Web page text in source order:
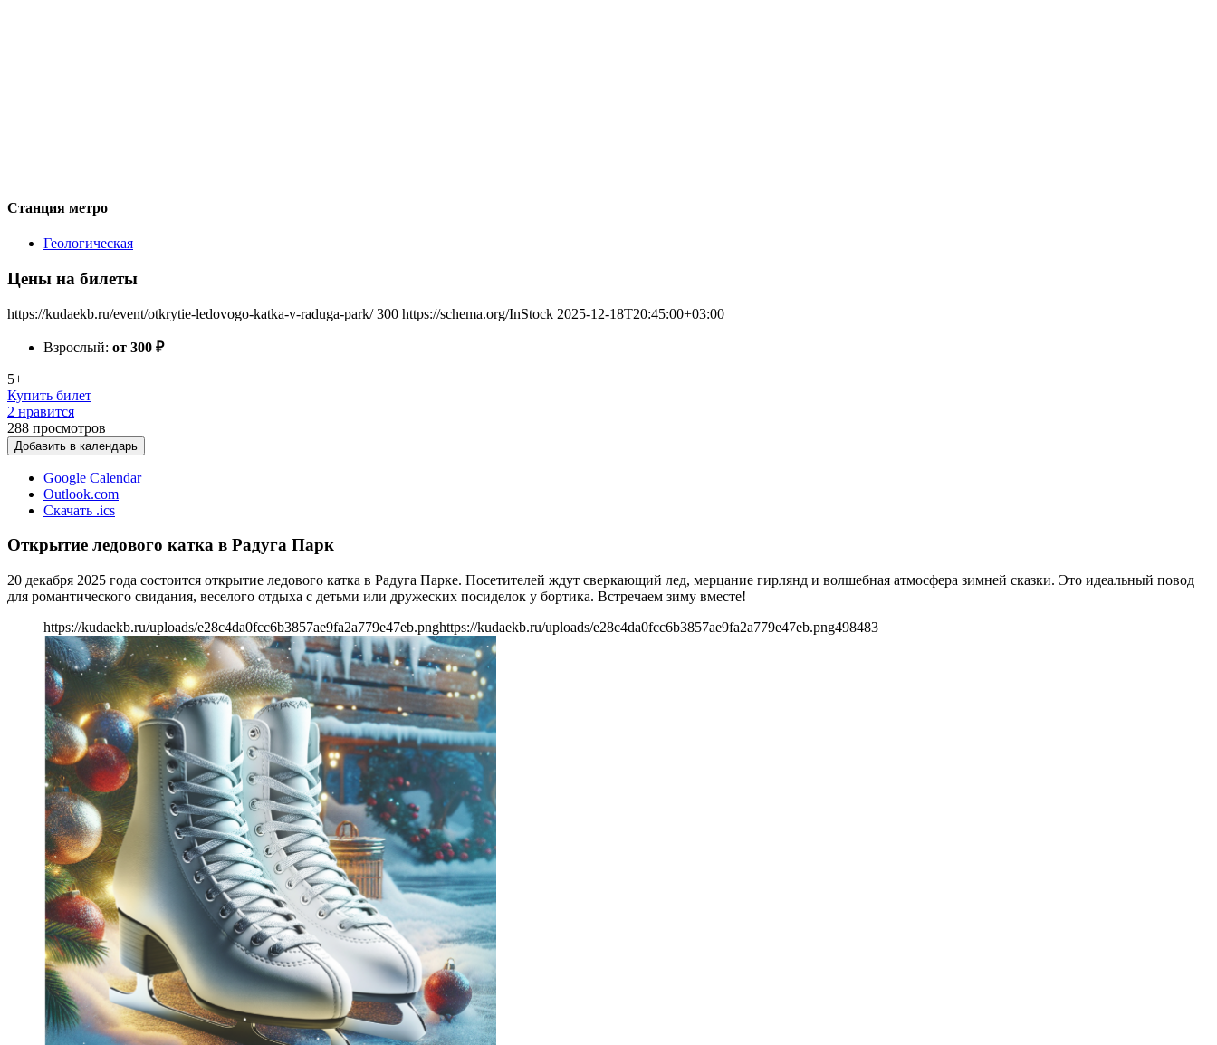
Станция метро
Геологическая
Цены на билеты
https://kudaekb.ru/event/otkrytie-ledovogo-katka-v-raduga-park/ 300 https://schema.org/InStock 2025-12-18T20:45:00+03:00
Взрослый: от 300 ₽
5+
Купить билет
2 нравится
288 просмотров
Добавить в календарь
Google Calendar
Outlook.com
Скачать .ics
Открытие ледового катка в Радуга Парк
20 декабря 2025 года состоится открытие ледового катка в Радуга Парке. Посетителей ждут сверкающий лед, мерцание гирлянд и волшебная атмосфера зимней сказки. Это идеальный повод
для романтического свидания, веселого отдыха с детьми или дружеских посиделок у бортика. Встречаем зиму вместе!
https://kudaekb.ru/uploads/e28c4da0fcc6b3857ae9fa2a779e47eb.pnghttps://kudaekb.ru/uploads/e28c4da0fcc6b3857ae9fa2a779e47eb.png498483